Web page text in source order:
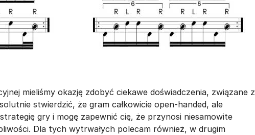
mieliśmy okazję zdobyć ciekawe doświadczenia, związane z
stwierdzić, że gram całkowicie open-handed, ale
gry i mogę zapewnić cię, że przynosi niesamowite
Dla tych wytrwałych polecam również, w drugim